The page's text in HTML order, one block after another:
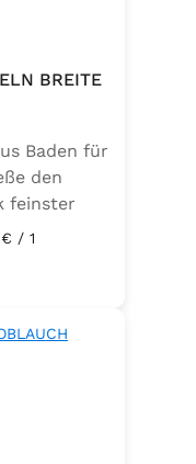
BREITE
Baden für
den
feinster
dir echte
frisch
ein
/ 1